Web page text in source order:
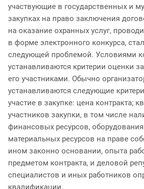
участвующие в государственных и
закупках на право заключения
на оказание охранных услуг,
в форме электронного конкурса,
следующей проблемой. Условиями
устанавливаются критерии оценки
его участниками. Обычно
устанавливаются следующие
участие в закупке: цена контракта;
участников закупки, в том числе
финансовых ресурсов, оборудования
материальных ресурсов на праве
ином законно основании, опыта
предметом контракта, и деловой
специалистов и иных работников
квалификации.